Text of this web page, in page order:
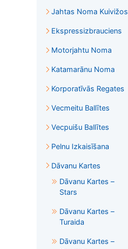
Jahtas Noma Kuivižos
Ekspressizbrauciens
Motorjahtu Noma
Katamarānu Noma
Korporatīvās Regates
Vecmeitu Ballītes
Vecpuišu Ballītes
Pelnu Izkaisīšana
Dāvanu Kartes
Dāvanu Kartes –
Stars
Dāvanu Kartes –
Turaida
Dāvanu Kartes –